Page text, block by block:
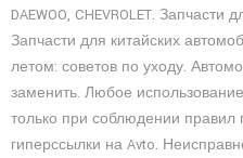
DAEWOO, CHEVROLET. Запчасти
Запчасти для китайских
летом: советов по уходу.
заменить. Любое
только при соблюдении правил
гиперссылки на Avto.